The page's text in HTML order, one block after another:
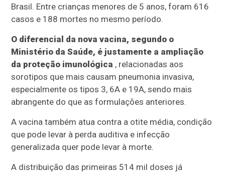
Brasil. Entre crianças menores de 5 anos, foram 616
casos e 188 mortes no mesmo período.
O diferencial da nova vacina, segundo o
Ministério da Saúde, é justamente a ampliação
da proteção imunológica , relacionadas aos
sorotipos que mais causam pneumonia invasiva,
especialmente os tipos 3, 6A e 19A, sendo mais
abrangente do que as formulações anteriores.
A vacina também atua contra a otite média, condição
que pode levar à perda auditiva e infecção
generalizada quer pode levar à morte.
A distribuição das primeiras 514 mil doses já